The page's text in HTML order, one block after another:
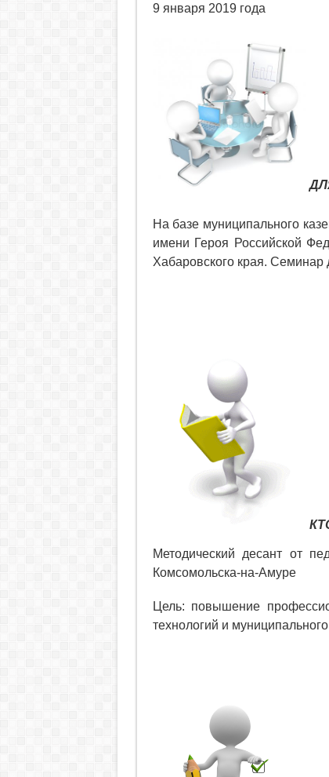
9 января 2019 года
На базе муниципального
имени Героя Российской
Хабаровского края. Семинар
Методический десант от
Комсомольска-на-Амуре
Цель: повышение
технологий и